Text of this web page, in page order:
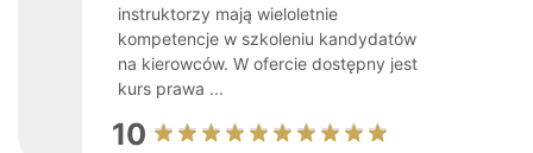
instruktorzy mają wieloletnie
kompetencje w szkoleniu kandydatów
na kierowców. W ofercie dostępny jest
kurs prawa ...
10